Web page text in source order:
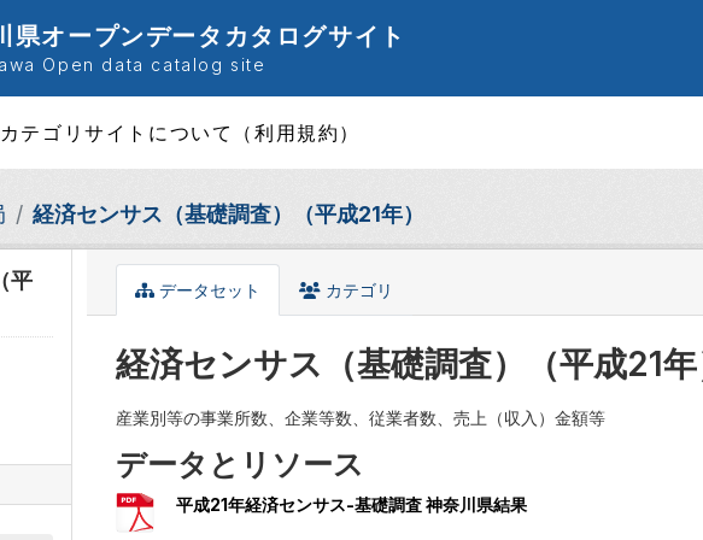
県オープンデータカタログサイト
Open data catalog site
カテゴリサイトについて（利用規約）
経済センサス（基礎調査）（平成21年）
平
データセット カテゴリ
経済センサス（基礎調査）（平成21
産業別等の事業所数、企業等数、従業者数、売上（収入）金額等
データとリソース
平成21年経済センサス-基礎調査 神奈川県結果